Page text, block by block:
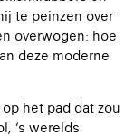
te peinzen over
overwogen: hoe
deze moderne
het pad dat zou
‘s werelds